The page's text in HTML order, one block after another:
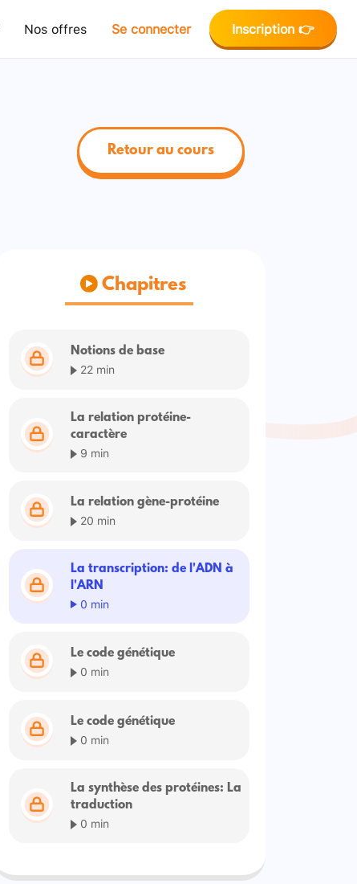
Nos offres Se connecter Inscription 👉
Retour au cours
Chapitres
Notions de base
22 min
La relation protéine-
caractère
9 min
La relation gène-protéine
20 min
La transcription: de l'ADN à
l'ARN
0 min
Le code génétique
0 min
Le code génétique
0 min
La synthèse des protéines: La
traduction
0 min